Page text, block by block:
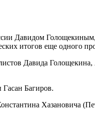
Давидом
итогов еще одного
Давида
Багиров.
Хазановича